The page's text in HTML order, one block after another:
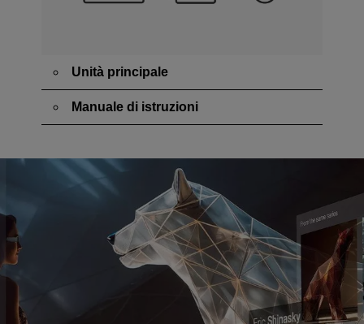
Unità principale
Manuale di istruzioni